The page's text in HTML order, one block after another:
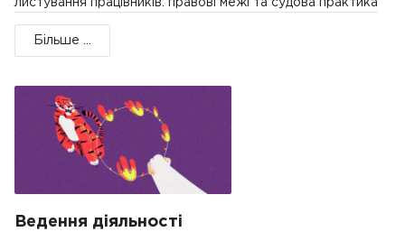
листування працівників: правові межі та судова практика
Більше ...
Ведення діяльності